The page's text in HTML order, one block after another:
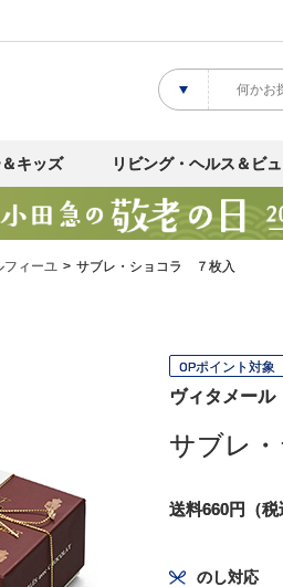
キッズ リビング・ヘルス＆ビ
ィーユ サブレ・ショコラ ７枚入
OPポイント対象
ヴィタメール
サブレ
送料660円（税
のし対応